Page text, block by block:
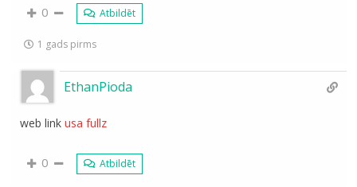
0 Atbildēt
1 gads pirms
EthanPioda
web linkusa fullz
0 Atbildēt